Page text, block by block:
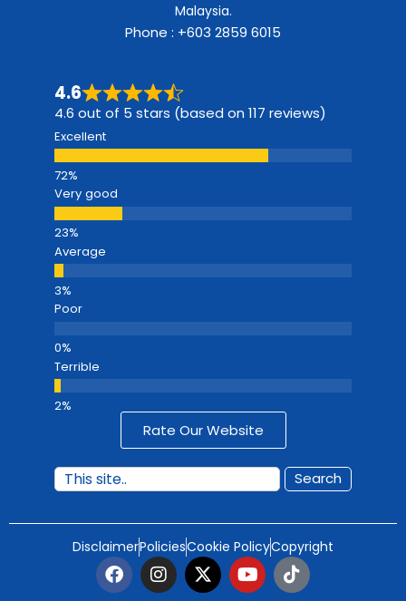
Malaysia.
Phone : +603 2859 6015
4.6
4.6 out of 5 stars (based on 117 reviews)
Excellent
Very good
Average
Poor
Terrible
Rate Our Website
Search
DisclaimerPoliciesCookie PolicyCopyright